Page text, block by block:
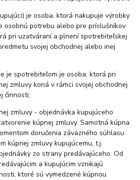
je osoba, ktorá nakupuje výrobky
osobnú potrebu alebo pre príslušníkov
pri uzatváraní a plnení spotrebiteľskej
svojej obchodnej alebo inej
je spotrebiteľom je osoba, ktorá pri
zmluvy koná v rámci svojej obchodnej
činnosti;
zmluvy - objednávka kupujúceho
kúpnej zmluvy. Samotná kúpna
doručenia záväzného súhlasu
kúpnej zmluvy kupujúcemu, t.j.
zo strany predávajúceho. Od
a kupujúcim vznikajú
ktoré sú vymedzené kúpnou